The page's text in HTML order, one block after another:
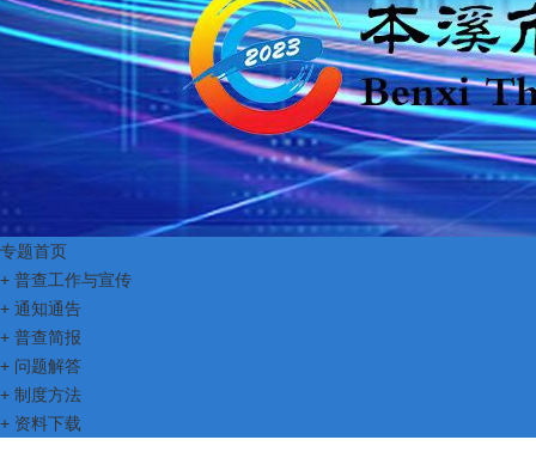
专题首页
+ 普查工作与宣传
+ 通知通告
+ 普查简报
+ 问题解答
+ 制度方法
+ 资料下载